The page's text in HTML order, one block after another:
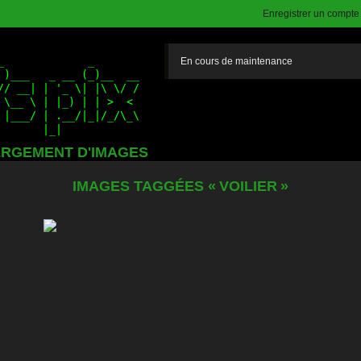
Enregistrer un
D'IMAGES
En cours de maintenance
IMAGES TAGGÉES « VOILIER »